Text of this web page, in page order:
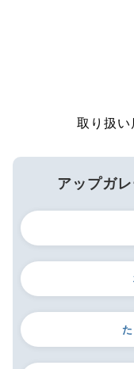
取り扱い
アップガ